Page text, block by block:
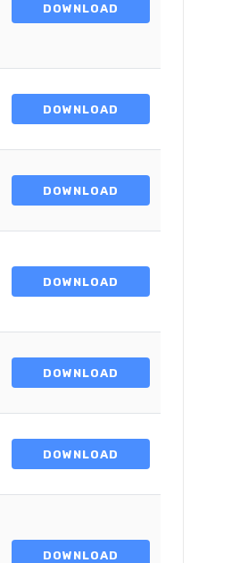
DOWNLOAD
DOWNLOAD
DOWNLOAD
DOWNLOAD
DOWNLOAD
DOWNLOAD
DOWNLOAD